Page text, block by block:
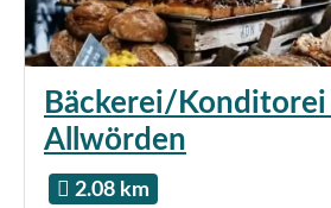
Bäckerei/Konditorei
Allwörden
2.08 km